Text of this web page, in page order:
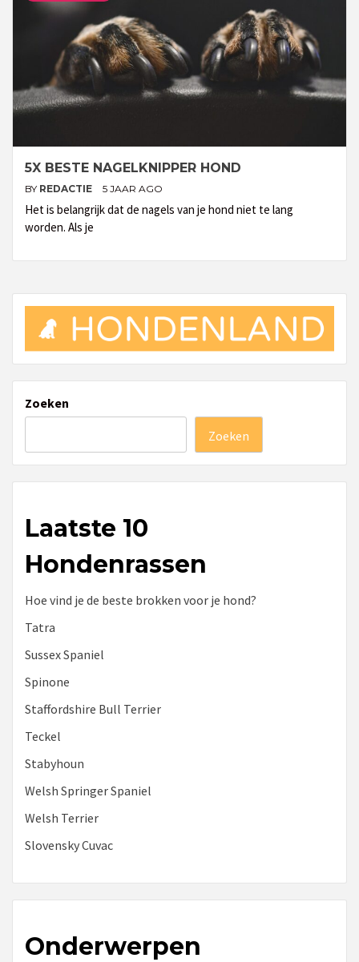
5X BESTE NAGELKNIPPER HOND
BY REDACTIE 5 JAAR AGO
Het is belangrijk dat de nagels van je hond niet te lang
worden. Als je
Zoeken
Zoeken
Laatste 10
Hondenrassen
Hoe vind je de beste brokken voor je hond?
Tatra
Sussex Spaniel
Spinone
Staffordshire Bull Terrier
Teckel
Stabyhoun
Welsh Springer Spaniel
Welsh Terrier
Slovensky Cuvac
Onderwerpen